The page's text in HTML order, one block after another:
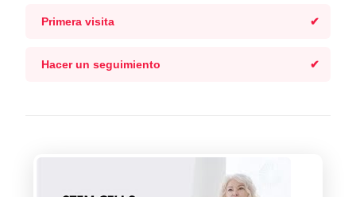
Primera visita
Hacer un seguimiento